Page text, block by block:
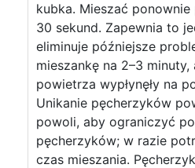
kubka. Mieszać
30 sekund. Zapewnia to
eliminuje późniejsze
mieszankę na 2–3
powietrza wypłynęły na
Unikanie pęcherzyków
powoli, aby ograniczyć
pęcherzyków; w razie
czas mieszania.